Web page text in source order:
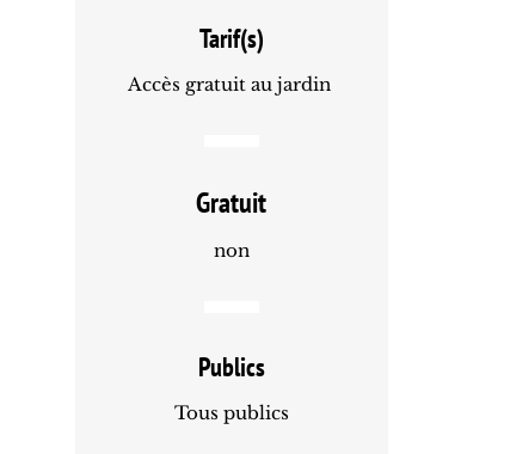
Tarif(s)
Accès gratuit au jardin
Gratuit
non
Publics
Tous publics